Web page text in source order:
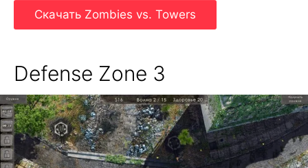
Скачать Zombies vs. Towers
Defense Zone 3